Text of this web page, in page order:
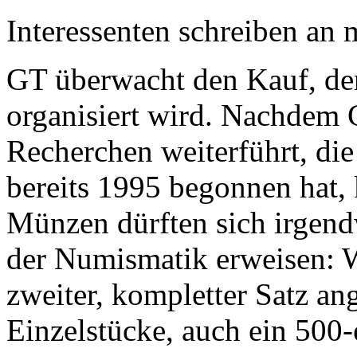
Interessenten schreiben
GT überwacht den Kauf,
organisiert wird. Nachdem
Recherchen weiterführt,
bereits 1995 begonnen
Münzen dürften sich
der Numismatik erweisen:
zweiter, kompletter Satz
Einzelstücke, auch ein